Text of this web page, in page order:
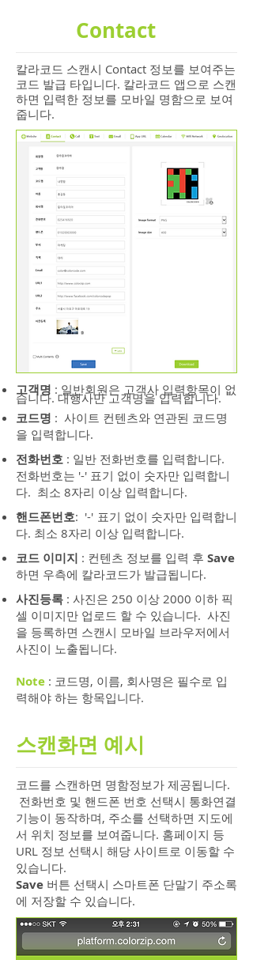
Contact
칼라코드 스캔시 Contact 정보를 보여주는
코드 발급 타입니다. 칼라코드 앱으로 스캔
하면 입력한 정보를 모바일 명함으로 보여
줍니다.
고객명 : 일반회원은 고객사 입력항목이 없
습니다. 대행사만 고객명을 입력합니다.
코드명 : 사이트 컨텐츠와 연관된 코드명
을 입력합니다.
전화번호 : 일반 전화번호를 입력합니다.
전화번호는 '-' 표기 없이 숫자만 입력합니
다. 최소 8자리 이상 입력합니다.
핸드폰번호: '-' 표기 없이 숫자만 입력합니
다. 최소 8자리 이상 입력합니다.
코드 이미지 : 컨텐츠 정보를 입력 후 Save
하면 우측에 칼라코드가 발급됩니다.
사진등록 : 사진은 250 이상 2000 이하 픽
셀 이미지만 업로드 할 수 있습니다. 사진
을 등록하면 스캔시 모바일 브라우저에서
사진이 노출됩니다.
Note : 코드명, 이름, 회사명은 필수로 입
력해야 하는 항목입니다.
스캔화면 예시
코드를 스캔하면 명함정보가 제공됩니다.
전화번호 및 핸드폰 번호 선택시 통화연결
기능이 동작하며, 주소를 선택하면 지도에
서 위치 정보를 보여줍니다. 홈페이지 등
URL 정보 선택시 해당 사이트로 이동할 수
있습니다.
Save 버튼 선택시 스마트폰 단말기 주소록
에 저장할 수 있습니다.